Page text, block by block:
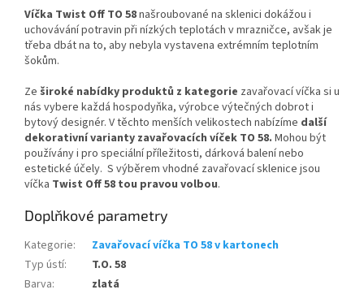
Víčka Twist Off TO 58našroubované na sklenici dokážou i
uchovávání potravin při nízkých teplotách vmrazničce, avšak je
třeba dbát na to, aby nebyla vystavena extrémním teplotním
šokům.
Ze široké nabídky produktů z kategorie zavařovací víčka si u
nás vybere každá hospodyňka, výrobce výtečných dobrot i
bytový designér. V těchto menších velikostech nabízíme další
dekorativní varianty zavařovacích víček TO 58. Mohou být
používány i pro speciální příležitosti, dárková balení nebo
estetické účely. S výběrem vhodné zavařovací sklenice jsou
víčka Twist Off 58 tou pravou volbou.
Doplňkové parametry
Kategorie:
Zavařovací víčka TO 58 v kartonech
Typ ústí:
T.O. 58
Barva:
zlatá